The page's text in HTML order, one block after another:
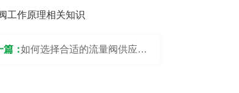
工作原理相关知识
篇：如何选择合适的流量阀供应